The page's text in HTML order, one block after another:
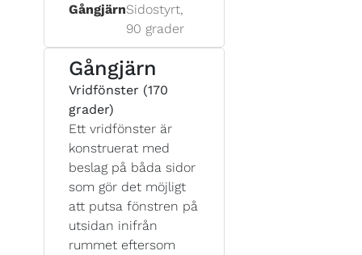
GångjärnSidostyrt,
90 grader
Gångjärn
Vridfönster (170
grader)
Ett vridfönster är
konstruerat med
beslag på båda sidor
som gör det möjligt
att putsa fönstren på
utsidan inifrån
rummet eftersom